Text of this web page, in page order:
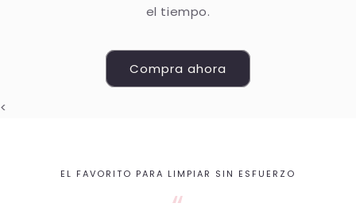
el tiempo.
Compra ahora
<
EL FAVORITO PARA LIMPIAR SIN ESFUERZO